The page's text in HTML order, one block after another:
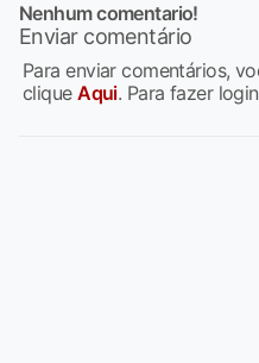
Nenhum comentario!
Enviar comentário
Para enviar comentários,
cliqueAqui. Para fazer